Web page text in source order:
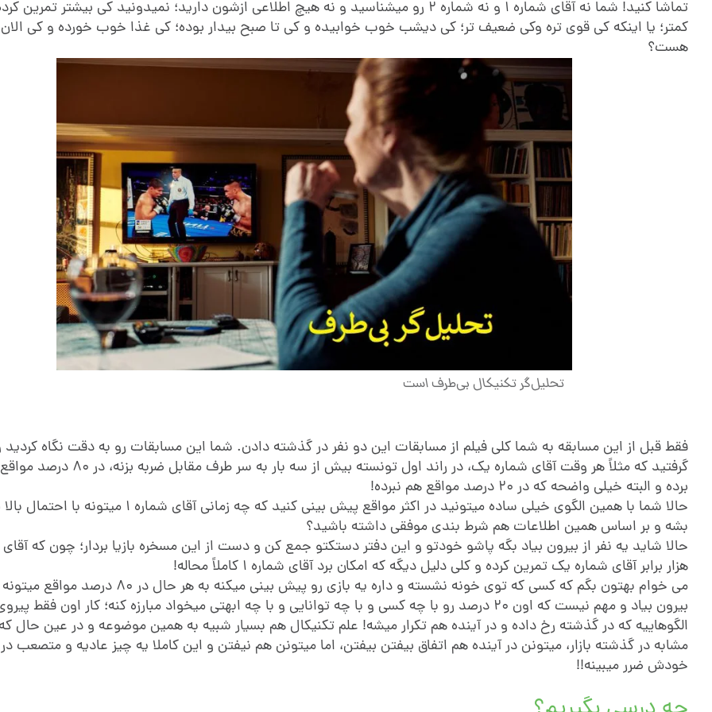
تماشا کنید! شما نه آقای شماره 1 و نه شماره ۲ رو میشناسید و نه هیچ اطلاعی ازشون دارید؛ نمیدونید کی بیشتر
کمتر؛ یا اینکه کی قوی تره وکی ضعیف تر؛ کی دیشب خوب خوابیده و کی تا صبح بیدار بوده؛ کی غذا خوب خورده و کی
هست؟
تحلیل‌گر تکنیکال بی‌طرف است
فقط قبل از این مسابقه به شما کلی فیلم از مسابقات این دو نفر در گذشته دادن. شما این مسابقات رو به دقت نگاه کردید
گرفتید که مثلاً هر وقت آقای شماره یک، در راند اول تونسته بیش از سه
برده و البته خیلی واضحه که در ۲۰ درصد مواقع هم نبرده!
حالا شما با همین الگوی خیلی ساده میتونید در اکثر مواقع پیش بینی کنید که چه زمانی
بشه و بر اساس همین اطلاعات هم شرط بندی موفقی داشته باشید؟
هزار برابر آقای شماره یک تمرین کرده و کلی دلیل دیگه که امکان برد آقای شماره ۱ کاملاً محاله!
می خوام بهتون بگم که کسی که توی خونه نشسته و داره یه بازی رو پیش بینی میکنه به هر حال در
بیرون بیاد و مهم نیست که اون ۲۰ درصد رو با چه کسی و با چه توانایی و با چه ابهتی میخواد مبارزه کنه؛ کار اون فقط
الگوهاییه که در گذشته رخ داده و در آینده هم تکرار میشه! علم تکنیکال هم بسیار شبیه به همین موضوعه و در عین حال
مشابه در گذشته بازار، میتونن در آینده هم اتفاق بیفتن بیفتن، اما میتونن هم نیفتن و این کاملا یه چیز عادیه و متصعب
خودش ضرر میبینه!!